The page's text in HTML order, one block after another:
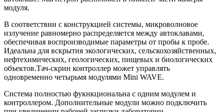
модуля.
В соответствии с конструкцией системы, микроволновое
излучение равномерно распределяется между автоклавами,
обеспечивая воспроизводимые параметры от пробы к пробе.
Идеальна для вскрытия экологических, сельскохозяйственных,
нефтехимических, геологических, пищевых и биологических
объектов.Тач-скрин контроллер может управлять
одновременно четырьмя модулями Mini WAVE.
Система полностью фукнкциональна с одним модулем и
контроллером. Дополнительные модули можно подключить